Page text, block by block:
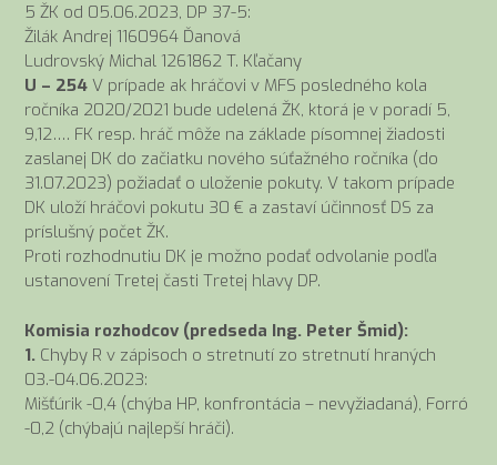
5 ŽK od 05.06.2023, DP 37-5:
Žilák Andrej 1160964 Ďanová
Ludrovský Michal 1261862 T. Kľačany
U – 254 V prípade ak hráčovi v MFS posledného kola
ročníka 2020/2021 bude udelená ŽK, ktorá je v poradí 5,
9,12…. FK resp. hráč môže na základe písomnej žiadosti
zaslanej DK do začiatku nového súťažného ročníka (do
31.07.2023) požiadať o uloženie pokuty. V takom prípade
DK uloží hráčovi pokutu 30 € a zastaví účinnosť DS za
príslušný počet ŽK.
Proti rozhodnutiu DK je možno podať odvolanie podľa
ustanovení Tretej časti Tretej hlavy DP.
Komisia rozhodcov (predseda Ing. Peter Šmid):
1. Chyby R v zápisoch o stretnutí zo stretnutí hraných
03.-04.06.2023:
Mišťúrik -0,4 (chýba HP, konfrontácia – nevyžiadaná), Forró
-0,2 (chýbajú najlepší hráči).